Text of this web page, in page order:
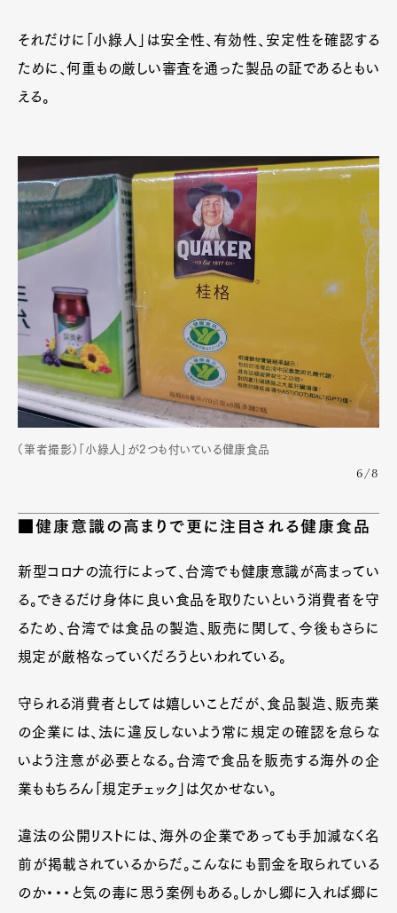
Contact
Pen international Pen tw
それだけに「小綠人」は安全性、有効性、安定性を確認する
ために、何重もの厳しい審査を通った製品の証であるともい
える。
（筆者撮影）「小綠人」が2つも付いている健康食品
6/8
■健康意識の高まりで更に注目される健康食品
新型コロナの流行によって、台湾でも健康意識が高まってい
る。できるだけ身体に良い食品を取りたいという消費者を守
るため、台湾では食品の製造、販売に関して、今後もさらに
規定が厳格なっていくだろうといわれている。
守られる消費者としては嬉しいことだが、食品製造、販売業
の企業には、法に違反しないよう常に規定の確認を怠らな
いよう注意が必要となる。台湾で食品を販売する海外の企
業ももちろん「規定チェック」は欠かせない。
違法の公開リストには、海外の企業であっても手加減なく名
前が掲載されているからだ。こんなにも罰金を取られている
のか・・・と気の毒に思う案例もある。しかし郷に入れば郷に